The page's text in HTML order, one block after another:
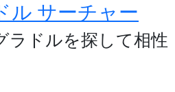
ル サーチャー
ラドルを探して相性